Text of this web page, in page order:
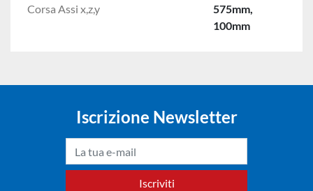
Corsa Assi x,z,y
575mm,
100mm
Iscrizione Newsletter
Iscriviti